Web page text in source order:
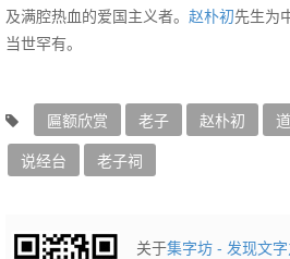
及满腔热血的爱国主义者。 赵朴初先生为
当世罕有。
匾额欣赏 老子 赵朴初
说经台 老子祠
关于集字坊 - 发现文